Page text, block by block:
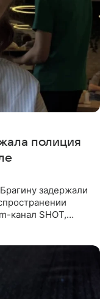
полиция
задержали
канал SHOT,